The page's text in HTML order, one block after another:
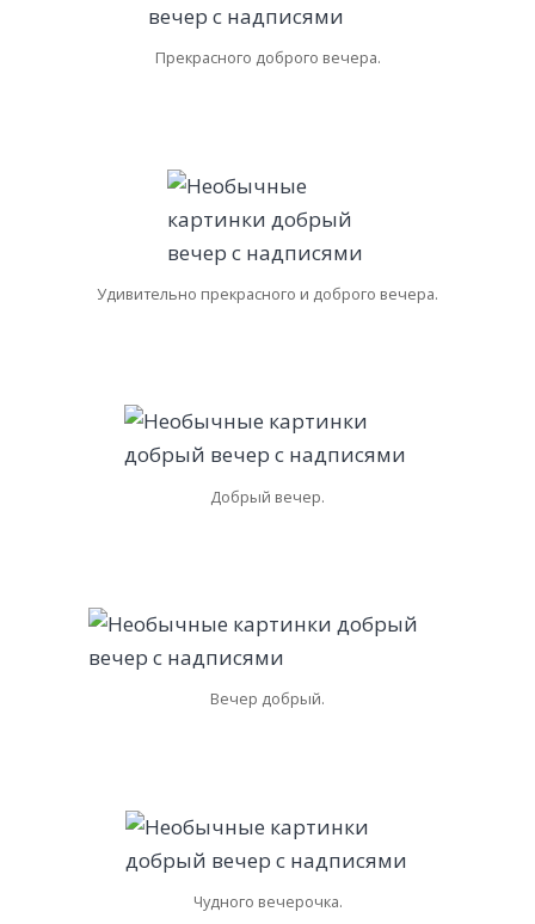
Прекрасного доброго вечера.
Удивительно прекрасного и доброго вечера.
Добрый вечер.
Вечер добрый.
Чудного вечерочка.